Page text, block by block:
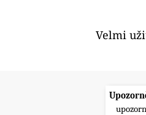
Velmi